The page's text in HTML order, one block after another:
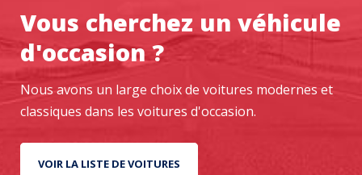
Vous cherchez un véhicule
d'occasion ?
Nous avons un large choix de voitures modernes et
classiques dans les voitures d'occasion.
VOIR LA LISTE DE VOITURES